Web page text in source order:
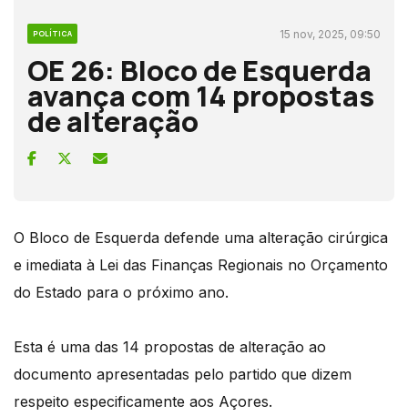
POLÍTICA 15 nov, 2025, 09:50
OE 26: Bloco de Esquerda
avança com 14 propostas
de alteração
O Bloco de Esquerda defende uma alteração cirúrgica
e imediata à Lei das Finanças Regionais no Orçamento
do Estado para o próximo ano.
Esta é uma das 14 propostas de alteração ao
documento apresentadas pelo partido que dizem
respeito especificamente aos Açores.